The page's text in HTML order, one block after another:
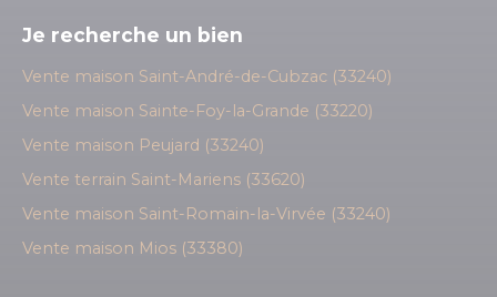
Je recherche un bien
Vente maison Saint-André-de-Cubzac (33240)
Vente maison Sainte-Foy-la-Grande (33220)
Vente maison Peujard (33240)
Vente terrain Saint-Mariens (33620)
Vente maison Saint-Romain-la-Virvée (33240)
Vente maison Mios (33380)